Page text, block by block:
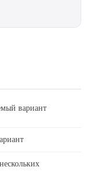
вариант